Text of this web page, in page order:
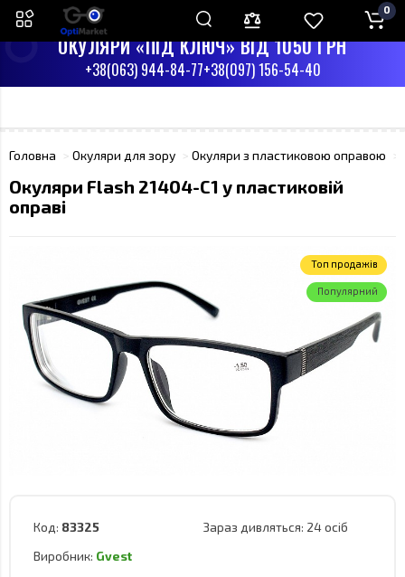
ПН-СБ З 9:00 ДО 17:00
НД - ВИХІДНИЙ
ОКУЛЯРИ «ПІД КЛЮЧ» ВІД 1050 ГРН
+38(063) 944-84-77+38(097) 156-54-40
0
Головна Окуляри для зору Окуляри з пластиковою оправою
Окуляри Flash 21404-C1 у пластиковій
оправі
Toп продажів
Популярний
Код: 83325 Зараз дивляться: 24 осіб
Виробник: Gvest